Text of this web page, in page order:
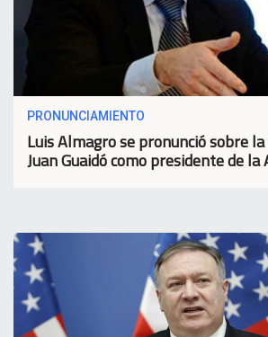
PRONUNCIAMIENTO
Luis Almagro se pronunció sobre
Juan Guaidó como presidente de la